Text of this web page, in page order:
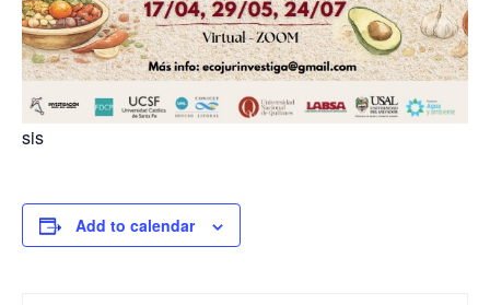
sis
Add to calendar